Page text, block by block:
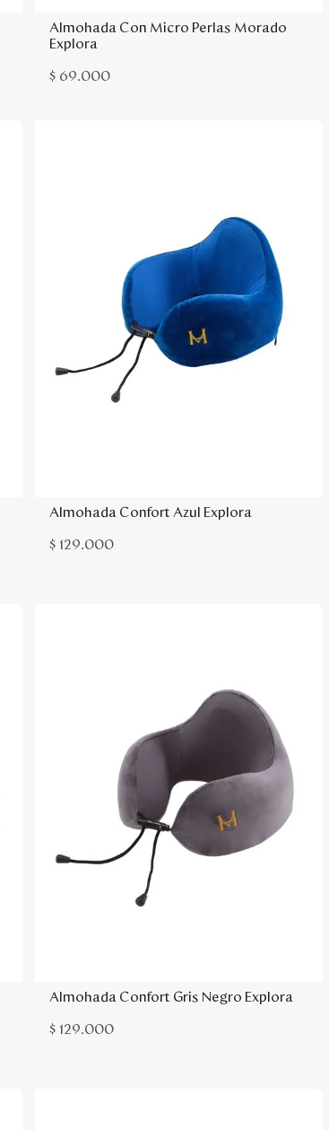
Almohada Con Micro Perlas Morado
Explora
$ 69.000
Almohada Confort Azul Explora
$ 129.000
Almohada Confort Gris Negro Explora
$ 129.000